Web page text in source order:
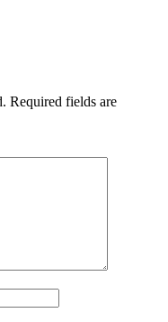
Required fields are